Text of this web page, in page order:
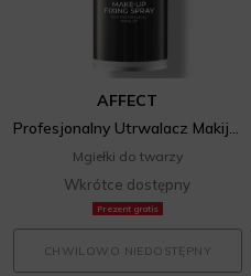
Prezent gratis
AFFECT
Profesjonalny Utrwalacz Makijażu w sprayu
Mgiełki do twarzy
Wkrótce dostępny
CHWILOWO NIEDOSTĘPNY